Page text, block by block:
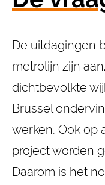
De uitdagingen
metrolijn zijn
dichtbevolkte
Brussel
werken. Ook op
project worden
Daarom is het